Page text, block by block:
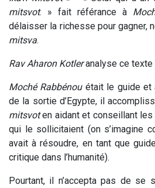
mitsvot. » fait référance à
délaisser la richesse pour gagner,
mitsva.
Rav Aharon Kotleranalyse ce texte
Moché Rabbénouétait le guide et
de la sortie d’Egypte, il
mitsvoten aidant et conseillant
qui le sollicitaient (on s’imagine
avait à résoudre, en tant que
critique dans l’humanité).
Pourtant, il n’accepta pas de se